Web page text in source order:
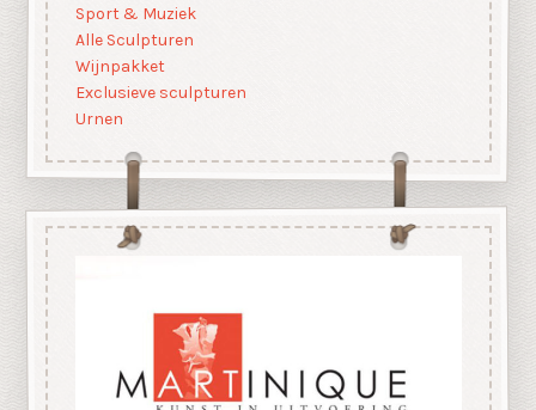
Sport & Muziek
Alle Sculpturen
Wijnpakket
Exclusieve sculpturen
Urnen